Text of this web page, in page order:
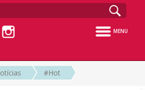
MENU
#Hot